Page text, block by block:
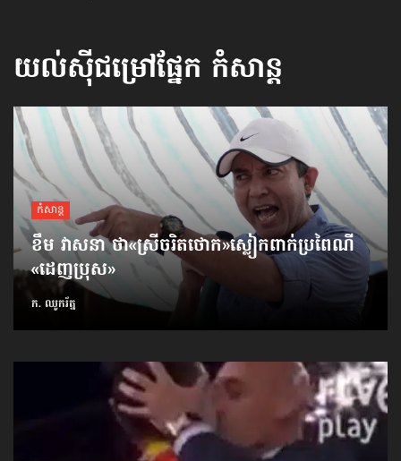
យល់ស៊ីជម្រៅផ្នែក កំសាន្ដ
កំសាន្ដ
ខឹម វាសនា ថា«ស្រីចរិតថោក»​ស្លៀកពាក់ប្រពៃណី​
«ដេញប្រុស»
ក. ឈូករ័ត្ន